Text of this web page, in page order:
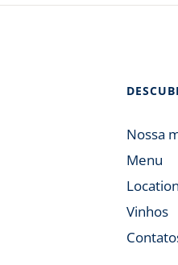
Nossa
Menu
Location
Vinhos